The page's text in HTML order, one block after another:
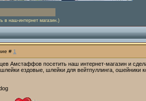
в наш-интернет магазин.)
# 1
Амстаффов посетить наш интернет-магазин и
ездовые, шлейки для вейтпуллинга,